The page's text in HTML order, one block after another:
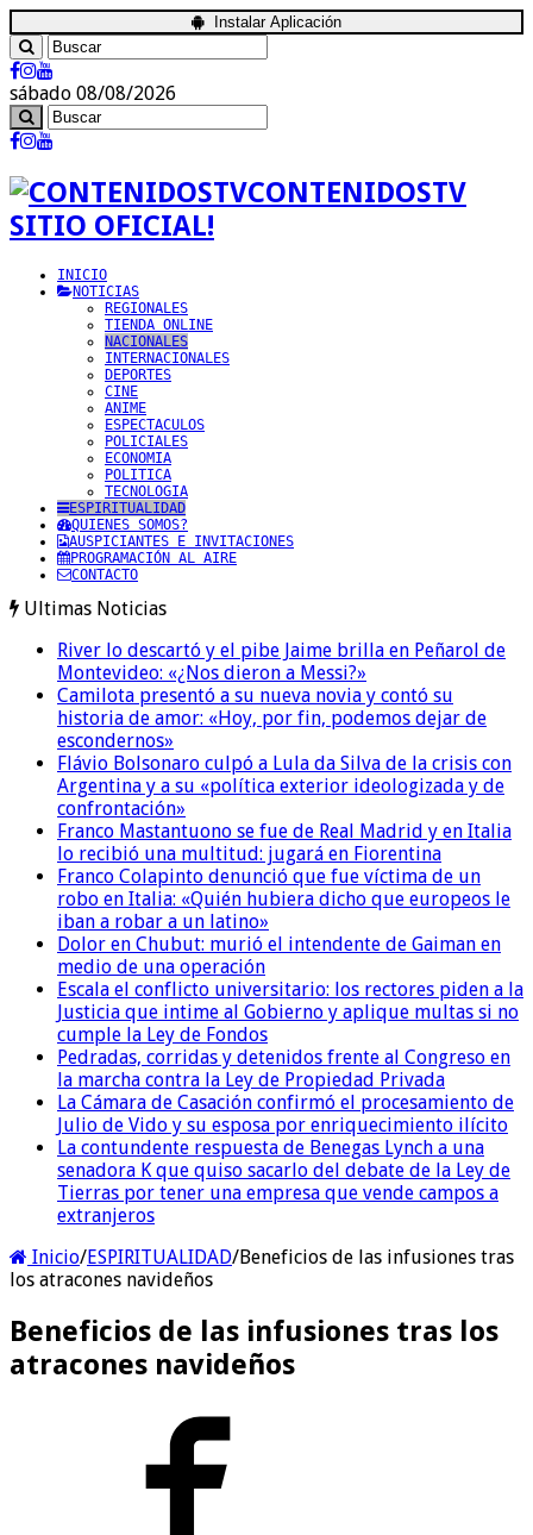
Instalar Aplicación
sábado 08/08/2026
CONTENIDOSTV
SITIO OFICIAL!
INICIO
NOTICIAS
REGIONALES
TIENDA ONLINE
NACIONALES
INTERNACIONALES
DEPORTES
CINE
ANIME
ESPECTACULOS
POLICIALES
ECONOMIA
POLITICA
TECNOLOGIA
ESPIRITUALIDAD
QUIENES SOMOS?
AUSPICIANTES E INVITACIONES
PROGRAMACIÓN AL AIRE
CONTACTO
Ultimas Noticias
River lo descartó y el pibe Jaime brilla en Peñarol de
Montevideo: «¿Nos dieron a Messi?»
Camilota presentó a su nueva novia y contó su
historia de amor: «Hoy, por fin, podemos dejar de
escondernos»
Flávio Bolsonaro culpó a Lula da Silva de la crisis con
Argentina y a su «política exterior ideologizada y de
confrontación»
Franco Mastantuono se fue de Real Madrid y en Italia
lo recibió una multitud: jugará en Fiorentina
Franco Colapinto denunció que fue víctima de un
robo en Italia: «Quién hubiera dicho que europeos le
iban a robar a un latino»
Dolor en Chubut: murió el intendente de Gaiman en
medio de una operación
Escala el conflicto universitario: los rectores piden a la
Justicia que intime al Gobierno y aplique multas si no
cumple la Ley de Fondos
Pedradas, corridas y detenidos frente al Congreso en
la marcha contra la Ley de Propiedad Privada
La Cámara de Casación confirmó el procesamiento de
Julio de Vido y su esposa por enriquecimiento ilícito
La contundente respuesta de Benegas Lynch a una
senadora K que quiso sacarlo del debate de la Ley de
Tierras por tener una empresa que vende campos a
extranjeros
Inicio/ESPIRITUALIDAD/Beneficios de las infusiones tras
los atracones navideños
Beneficios de las infusiones tras los
atracones navideños